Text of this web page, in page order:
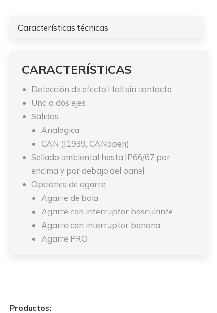
Características técnicas
CARACTERÍSTICAS
Detección de efecto Hall sin contacto
Uno o dos ejes
Salidas
Analógica
CAN (J1939, CANopen)
Sellado ambiental hasta IP66/67 por
encima y por debajo del panel
Opciones de agarre
Agarre de bola
Agarre con interruptor basculante
Agarre con interruptor banana
Agarre PRO
Productos: